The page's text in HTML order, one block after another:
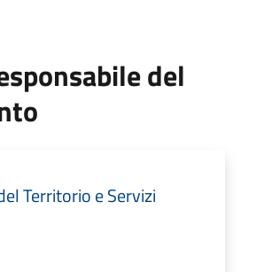
del
Territorio e Servizi